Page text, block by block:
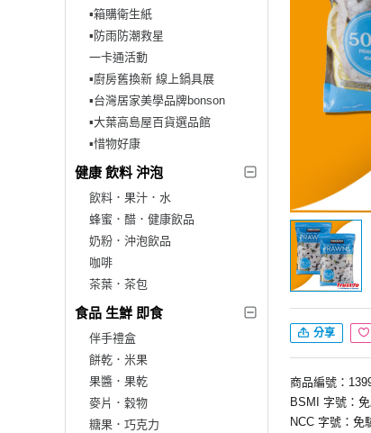
▪︎箱購衛生紙
▪︎防雨防潮救星
一卡通活動
▪︎廚房舊換新 線上鍋具展
▪︎台灣居家美學品牌bonson
▪︎大葉高島屋百貨選品館
▪︎惜物好康
健康 飲料 沖泡
飲料．果汁．水
蜂蜜．醋．健康飲品
奶粉．沖泡飲品
咖啡
茶葉．茶包
食品 生鮮 即食
伴手禮盒
餅乾．米果
果醬．果乾
麥片．穀物
糖果．巧克力
分享
商品編號：
BSMI 字號：
NCC 字號：免